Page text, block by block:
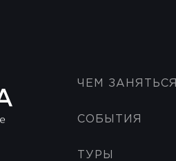
ЧЕМ ЗАНЯТЬСЯ
СОБЫТИЯ
ТУРЫ